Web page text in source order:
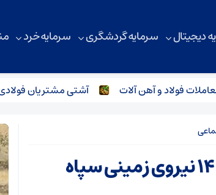
دیجیتال سرمایه گردشگری سرمایه خرد
فولاد و آهن آلات آشتی مشتریان فولادی با
رزمایش ترکیبی ۱۴۰۴ نیروی زمینی سپاه